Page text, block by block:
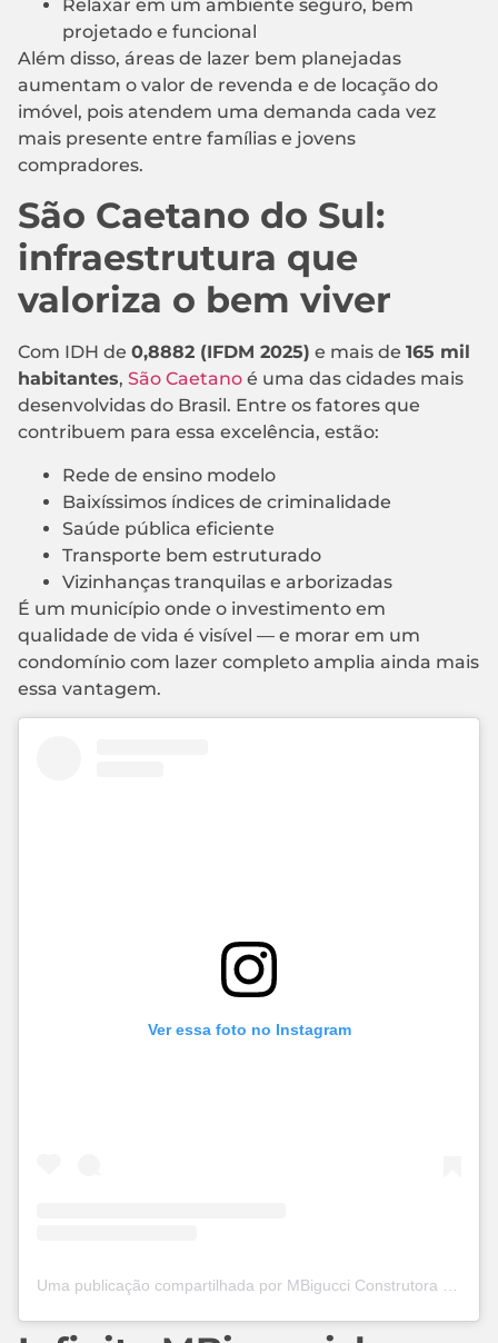
Relaxar em um ambiente seguro, bem
projetado e funcional
Além disso, áreas de lazer bem planejadas
aumentam o valor de revenda e de locação do
imóvel, pois atendem uma demanda cada vez
mais presente entre famílias e jovens
compradores.
São Caetano do Sul:
infraestrutura que
valoriza o bem viver
Com IDH de 0,8882 (IFDM 2025) e mais de 165 mil
habitantes, São Caetano é uma das cidades mais
desenvolvidas do Brasil. Entre os fatores que
contribuem para essa excelência, estão:
Rede de ensino modelo
Baixíssimos índices de criminalidade
Saúde pública eficiente
Transporte bem estruturado
Vizinhanças tranquilas e arborizadas
É um município onde o investimento em
qualidade de vida é visível — e morar em um
condomínio com lazer completo amplia ainda mais
essa vantagem.
Ver essa foto no Instagram
Uma publicação compartilhada por MBigucci Construtora (19682-J) (@mbigucci)